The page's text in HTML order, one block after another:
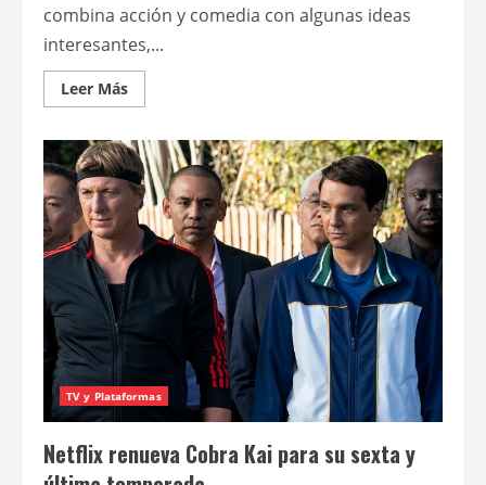
combina acción y comedia con algunas ideas
interesantes,...
Leer MásLeer
más
Hechos
polvo
–
Temporada
1
TV y Plataformas
Netflix renueva Cobra Kai para su sexta y